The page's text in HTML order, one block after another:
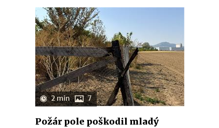
2 min 7
Požár pole poškodil mladý